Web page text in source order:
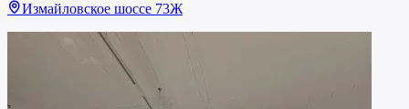
Измайловское шоссе 73Ж